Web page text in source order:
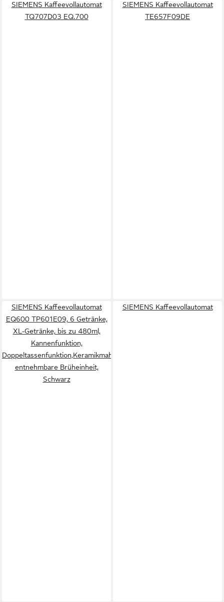
SIEMENS Kaffeevollautomat
TQ707D03 EQ.700
SIEMENS Kaffeevollautomat
TE657F09DE
SIEMENS Kaffeevollautomat
EQ600 TP601E09, 6 Getränke,
XL-Getränke, bis zu 480ml,
Kannenfunktion,
Doppeltassenfunktion,Keramikmahlwerk,
entnehmbare Brüheinheit,
Schwarz
SIEMENS Kaffeevollautomat